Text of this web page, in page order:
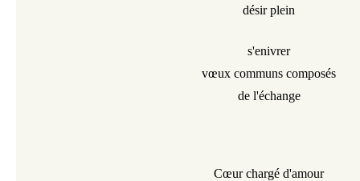
désir plein
s'enivrer
vœux communs composés
de l'échange
Cœur chargé d'amour